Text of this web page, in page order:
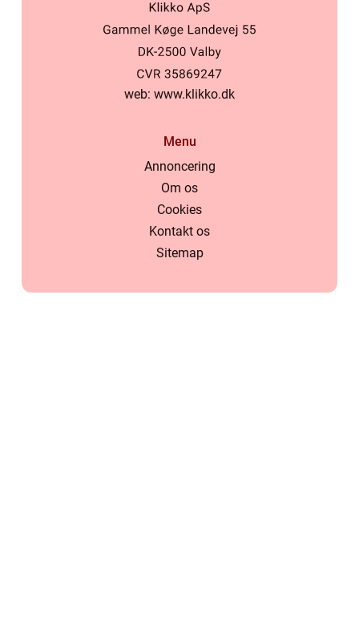
web: www.klikko.dk
Menu
Annoncering
Om os
Cookies
Kontakt os
Sitemap